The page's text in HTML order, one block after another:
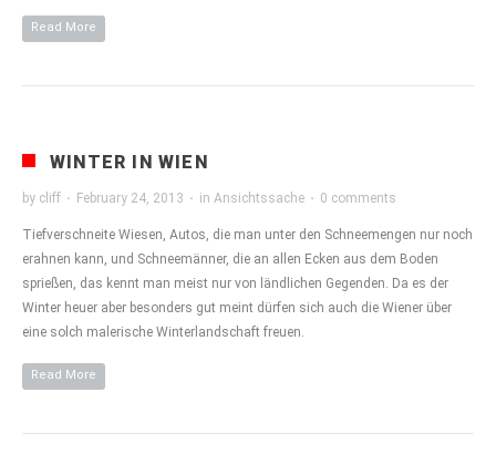
Read More
WINTER IN WIEN
by cliff · February 24, 2013 · in Ansichtssache · 0 comments
Tiefverschneite Wiesen, Autos, die man unter den Schneemengen nur noch
erahnen kann, und Schneemänner, die an allen Ecken aus dem Boden
sprießen, das kennt man meist nur von ländlichen Gegenden. Da es der
Winter heuer aber besonders gut meint dürfen sich auch die Wiener über
eine solch malerische Winterlandschaft freuen.
Read More